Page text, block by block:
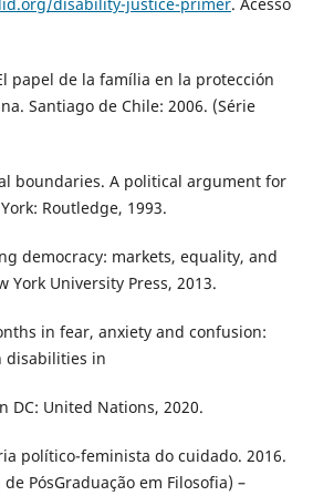
papel de la família en la protección
Santiago de Chile: 2006. (Série
boundaries. A political argument for
Routledge, 1993.
democracy: markets, equality, and
York University Press, 2013.
in fear, anxiety and confusion:
disabilities in
DC: United Nations, 2020.
político-feminista do cuidado. 2016.
PósGraduação em Filosofia) –